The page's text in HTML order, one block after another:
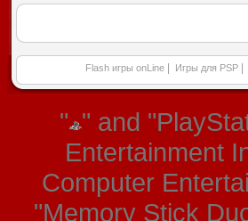
Flash игры onLine Игры для PSP
" " and
Entertainment
Computer
"Memory Stick